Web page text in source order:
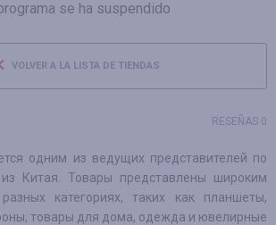
se ha suspendido
VOLVER A LA LISTA DE TIENDAS
RESEÑAS 0
одним из ведущих представителей по
Китая. Товары представлены широким
категориях, таких как планшеты,
товары для дома, одежда и ювелирные